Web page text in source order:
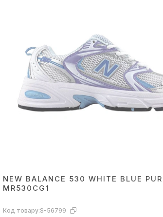
NEW BALANCE 530 WHITE BLUE
MR530CG1
Код товару:S-56799